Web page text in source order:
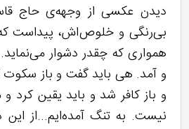
دیدن عکسی از وجهه‌ی حاج
بی‌رنگی و خلوص‌اش، پیداست که
همواری که چقدر دشوار
و آمد. هی باید گفت و باز سکوت
و باز کافر شد و باید یقین کرد
نیست. به تنگ آمده‌ایم...از